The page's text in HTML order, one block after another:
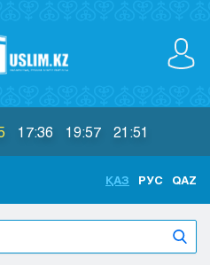
17:36 19:57 21:51
ҚАЗ РУС QAZ